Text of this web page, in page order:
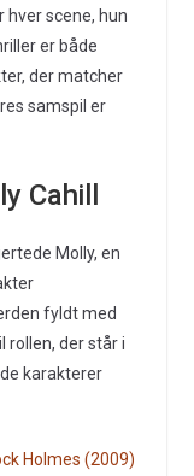
scene, hun
er både
der matcher
samspil er
Cahill
Molly, en
fyldt med
rollen, der står i
karakterer
Holmes (2009)